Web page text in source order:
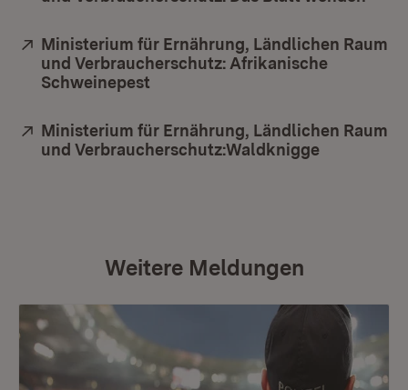
Extern:
Ministerium für Ernährung, Ländlichen Raum
und Verbraucherschutz: Afrikanische
Schweinepest
Extern:
Ministerium für Ernährung, Ländlichen Raum
und Verbraucherschutz:Waldknigge
Weitere Meldungen